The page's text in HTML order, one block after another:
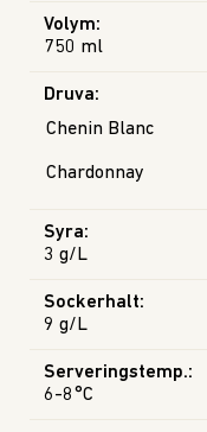
Volym:
750 ml
Druva:
Chenin Blanc
Chardonnay
Syra:
3 g/L
Sockerhalt:
9 g/L
Serveringstemp.:
6-8°C